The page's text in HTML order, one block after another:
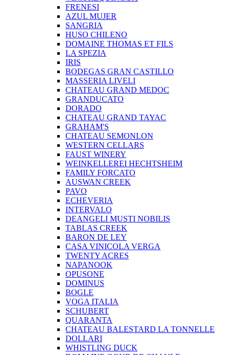
FRENESI
AZUL MUJER
SANGRIA
HUSO CHILENO
DOMAINE THOMAS ET FILS
LA SPEZIA
IRIS
BODEGAS GRAN CASTILLO
MASSERIA LIVELI
CHATEAU GRAND MEDOC
GRANDUCATO
DORADO
CHATEAU GRAND TAYAC
GRAHAM'S
CHATEAU SEMONLON
WESTERN CELLARS
FAUST WINERY
WEINKELLEREI HECHTSHEIM
FAMILY FORCATO
AUSWAN CREEK
PAVO
ECHEVERIA
INTERVALO
DEANGELI MUSTI NOBILIS
TABLAS CREEK
BARON DE LEY
CASA VINICOLA VERGA
TWENTY ACRES
NAPANOOK
OPUSONE
DOMINUS
BOGLE
VOGA ITALIA
SCHUBERT
QUARANTA
CHATEAU BALESTARD LA TONNELLE
DOLLARI
WHISTLING DUCK